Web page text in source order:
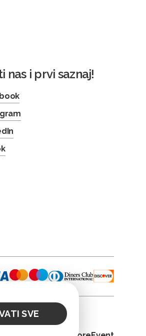
SVE
nas i prvi saznaj!